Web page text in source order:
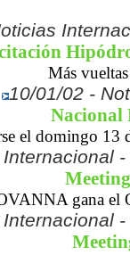
Más
10/01/02 -
Nacional
el domingo 13
gana el